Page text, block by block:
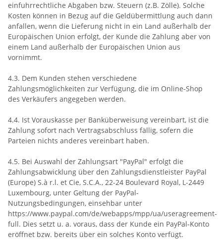
einfuhrrechtliche Abgaben bzw. Steuern (z.B. Zölle). Solche
Kosten können in Bezug auf die Geldübermittlung auch dann
anfallen, wenn die Lieferung nicht in ein Land außerhalb der
Europäischen Union erfolgt, der Kunde die Zahlung aber von
einem Land außerhalb der Europäischen Union aus
vornimmt.
4.3. Dem Kunden stehen verschiedene
Zahlungsmöglichkeiten zur Verfügung, die im Online-Shop
des Verkäufers angegeben werden.
4.4. Ist Vorauskasse per Banküberweisung vereinbart, ist die
Zahlung sofort nach Vertragsabschluss fällig, sofern die
Parteien nichts anderes vereinbart haben.
4.5. Bei Auswahl der Zahlungsart "PayPal" erfolgt die
Zahlungsabwicklung über den Zahlungsdienstleister PayPal
(Europe) S.à r.l. et Cie, S.C.A., 22-24 Boulevard Royal, L-2449
Luxembourg, unter Geltung der PayPal-
Nutzungsbedingungen, einsehbar unter
https://www.paypal.com/de/webapps/mpp/ua/useragreement-
full. Dies setzt u. a. voraus, dass der Kunde ein PayPal-Konto
eröffnet bzw. bereits über ein solches Konto verfügt.